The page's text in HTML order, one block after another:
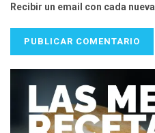
Recibir un email con cada